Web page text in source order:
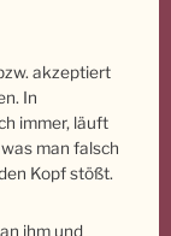
akzeptiert
In
immer, läuft
man falsch
Kopf stößt.
ihm und